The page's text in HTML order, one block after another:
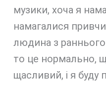
музики, хоча я
намагалися
людина з раннього
то це нормально,
щасливий, і я буду